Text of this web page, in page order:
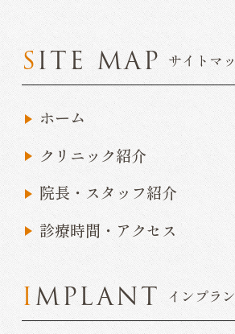
SITE MAP サイトマ
ホーム
クリニック紹介
院長・スタッフ紹介
診療時間・アクセス
IMPLANT インプラ